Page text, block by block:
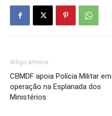
Artigo anterior
CBMDF apoia Polícia Militar em
operação na Esplanada dos
Ministérios